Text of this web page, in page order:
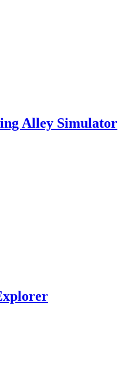
Alley Simulator